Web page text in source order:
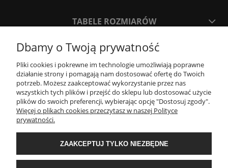
TABELE ROZMIARÓW
SPOSOBY PŁATNOŚCI ORAZ CZAS I KOSZTY DOSTAWY
DOSTAWY
KONTAKT
WYMIANA / ZWROTY / REKLAMACJE
REGULAMINY
Dbamy o Twoją prywatność
Pliki cookies i pokrewne im technologie umożliwiają poprawne
działanie strony i pomagają nam dostosować ofertę do Twoich
potrzeb. Możesz zaakceptować wykorzystanie przez nas
wszystkich tych plików i przejść do sklepu lub dostosować użycie
plików do swoich preferencji, wybierając opcję "Dostosuj zgody".
Więcej o plikach cookies przeczytasz w naszej Polityce
prywatności.
ZAAKCEPTUJ TYLKO NIEZBĘDNE